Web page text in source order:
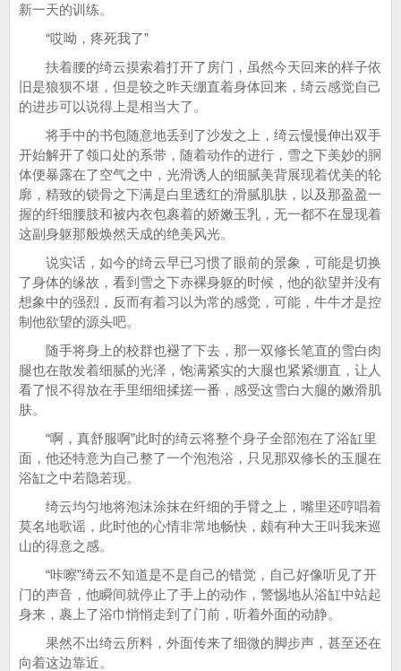
新一天的训练。
“哎呦，疼死我了”
扶着腰的绮云摸索着打开了房门，虽然今天回来的样子依
旧是狼狈不堪，但是较之昨天绷直着身体回来，绮云感觉自己
的进步可以说得上是相当大了。
将手中的书包随意地丢到了沙发之上，绮云慢慢伸出双手
开始解开了领口处的系带，随着动作的进行，雪之下美妙的胴
体便暴露在了空气之中，光滑诱人的细腻美背展现着优美的轮
廓，精致的锁骨之下满是白里透红的滑腻肌肤，以及那盈盈一
握的纤细腰肢和被内衣包裹着的娇嫩玉乳，无一都不在显现着
这副身躯那般焕然天成的绝美风光。
说实话，如今的绮云早已习惯了眼前的景象，可能是切换
了身体的缘故，看到雪之下赤裸身躯的时候，他的欲望并没有
想象中的强烈，反而有着习以为常的感觉，可能，牛牛才是控
制他欲望的源头吧。
随手将身上的校群也褪了下去，那一双修长笔直的雪白肉
腿也在散发着细腻的光泽，饱满紧实的大腿也紧紧绷直，让人
看了恨不得放在手里细细揉搓一番，感受这雪白大腿的嫩滑肌
肤。
“啊，真舒服啊”此时的绮云将整个身子全部泡在了浴缸里
面，他还特意为自己整了一个泡泡浴，只见那双修长的玉腿在
浴缸之中若隐若现。
绮云均匀地将泡沫涂抹在纤细的手臂之上，嘴里还哼唱着
莫名地歌谣，此时他的心情非常地畅快，颇有种大王叫我来巡
山的得意之感。
“咔嚓”绮云不知道是不是自己的错觉，自己好像听见了开
门的声音，他瞬间就停止了手上的动作，警惕地从浴缸中站起
身来，裹上了浴巾悄悄走到了门前，听着外面的动静。
果然不出绮云所料，外面传来了细微的脚步声，甚至还在
向着这边靠近。